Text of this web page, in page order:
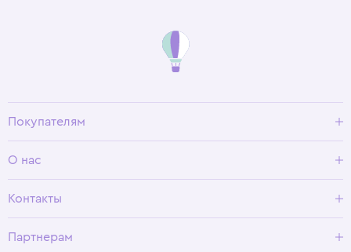
Покупателям
Условия возврата
О нас
Программа лояльности
Контакты
Партнерам